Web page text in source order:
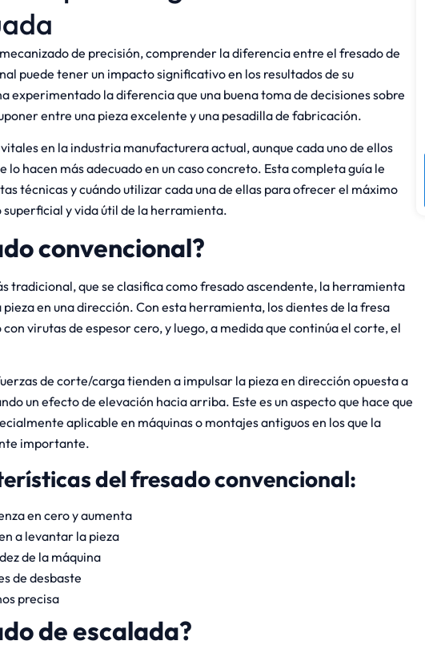
de precisión, comprender la diferencia entre el fresado de
puede tener un impacto significativo en los resultados de su
experimentado la diferencia que una buena toma de decisiones sobre
entre una pieza excelente y una pesadilla de fabricación.
en la industria manufacturera actual, aunque cada uno de ellos
lo hacen más adecuado en un caso concreto. Esta completa guía le
técnicas y cuándo utilizar cada una de ellas para ofrecer el máximo
y vida útil de la herramienta.
convencional?
tradicional, que se clasifica como fresado ascendente, la herramienta
en una dirección. Con esta herramienta, los dientes de la fresa
virutas de espesor cero, y luego, a medida que continúa el corte, el
de corte/carga tienden a impulsar la pieza en dirección opuesta a
un efecto de elevación hacia arriba. Este es un aspecto que hace que
aplicable en máquinas o montajes antiguos en los que la
importante.
del fresado convencional:
en cero y aumenta
a levantar la pieza
de la máquina
de desbaste
precisa
de escalada?